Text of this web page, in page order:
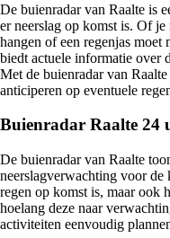
De buienradar van Raalte is
er neerslag op komst is. Of
hangen of een regenjas moet
biedt actuele informatie over
Met de buienradar van
anticiperen op eventuele
Buienradar Raalte 24
De buienradar van Raalte
neerslagverwachting voor de
regen op komst is, maar ook
hoelang deze naar
activiteiten eenvoudig